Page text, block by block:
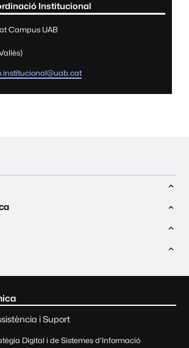
Institucional
Campus UAB
i informació
i Suport
Digital i de Sistemes d'Informació